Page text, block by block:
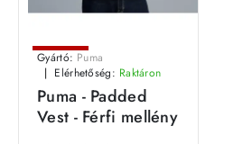
Leárazás
Gyártó: Puma
Elérhetőség: Raktáron
Puma - Padded
Vest - Férfi mellény